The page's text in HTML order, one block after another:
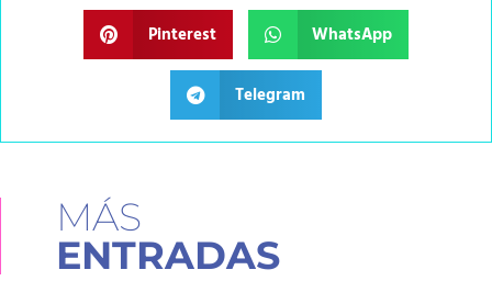
Pinterest WhatsApp
Telegram
MÁS
ENTRADAS